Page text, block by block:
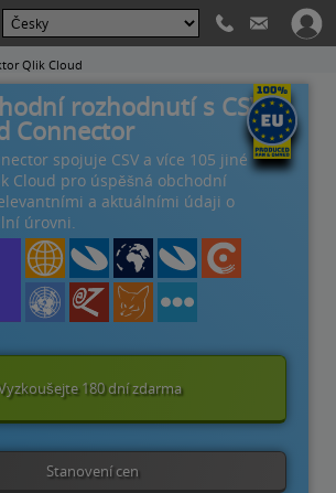
Qlik Cloud
180 dní zdarma
Stanovení cen
rozhodnutí s CSV
Connector
spojuje CSV a více 105 jiné
Cloud pro úspěšná obchodní
a aktuálními údaji o
úrovni.